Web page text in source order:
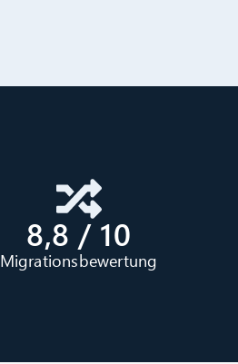
8,8 / 10
Migrationsbewertung